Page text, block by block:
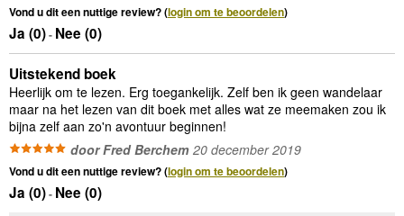
Vond u dit een nuttige review? (login om te beoordelen)
Ja (0)- Nee (0)
Uitstekend boek
Heerlijk om te lezen. Erg toegankelijk. Zelf ben ik geen wandelaar
maar na het lezen van dit boek met alles wat ze meemaken zou ik
bijna zelf aan zo'n avontuur beginnen!
door Fred Berchem 20 december 2019
Vond u dit een nuttige review? (login om te beoordelen)
Ja (0)- Nee (0)